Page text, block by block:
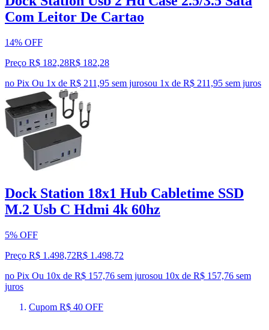
Com Leitor De Cartao
14% OFF
Preço R$ 182,28R$ 182,28
no Pix Ou 1x de R$ 211,95 sem jurosou 1x de R$ 211,95 sem juros
Dock Station 18x1 Hub Cabletime SSD
M.2 Usb C Hdmi 4k 60hz
5% OFF
Preço R$ 1.498,72R$ 1.498,72
no Pix Ou 10x de R$ 157,76 sem jurosou 10x de R$ 157,76 sem
juros
Cupom R$ 40 OFF